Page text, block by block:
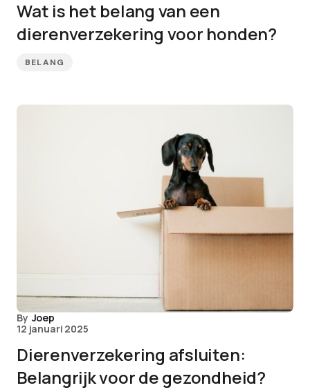
Wat is het belang van een
dierenverzekering voor honden?
BELANG
By Joep
12 januari 2025
Dierenverzekering afsluiten:
Belangrijk voor de gezondheid?